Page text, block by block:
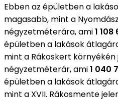
Ebben az épületben a
magasabb, mint a
négyzetméterára, ami1 108
épületben a lakások
mint a Rákoskert
négyzetméterár, ami1 040
épületben a lakások
mint a XVII. Rákosmente